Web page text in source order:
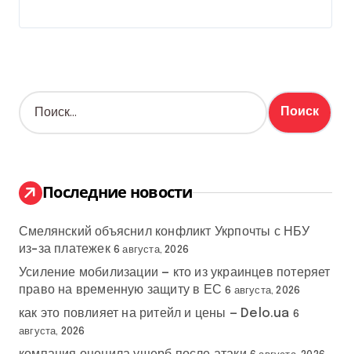
Н
а
:
Последние новости
Смелянский объяснил конфликт Укрпочты с НБУ
из-за платежек 6 августа, 2026
Усиление мобилизации — кто из украинцев потеряет
право на временную защиту в ЕС 6 августа, 2026
как это повлияет на ритейл и цены — Delo.ua 6
августа, 2026